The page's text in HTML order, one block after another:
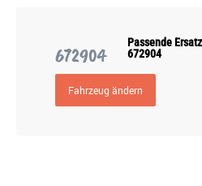
672904
Passende
672904
Fahrzeug ändern